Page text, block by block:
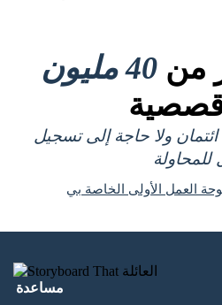
من 40 مليون
ائتمان ولا حاجة إلى تسجيل
العمل الأولى الخاصة بي
مساعدة